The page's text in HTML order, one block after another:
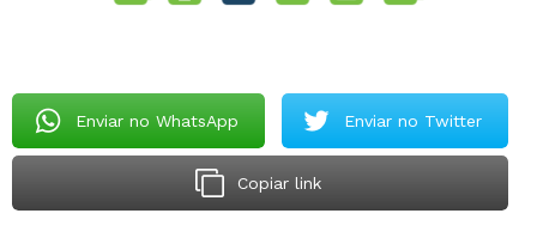
Enviar no WhatsApp Enviar no Twitter
Copiar link